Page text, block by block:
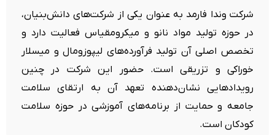
شرکت وندا فارمد به عنوان یکی از شرکت‌های دانش‌بنیان،
در حوزه تولید مواد نانو و میکرومقیاس فعالیت دارد و
تخصص اصلی آن تولید فرآورده‌های لیپوزومال و میسلار
خوراکی و تزریقی است. حضور این شرکت در چنین
رویدادهایی نشان‌دهنده تعهد آن به ارتقای سلامت
جامعه و حمایت از برنامه‌های آموزشی در حوزه سلامت
کودکان است.